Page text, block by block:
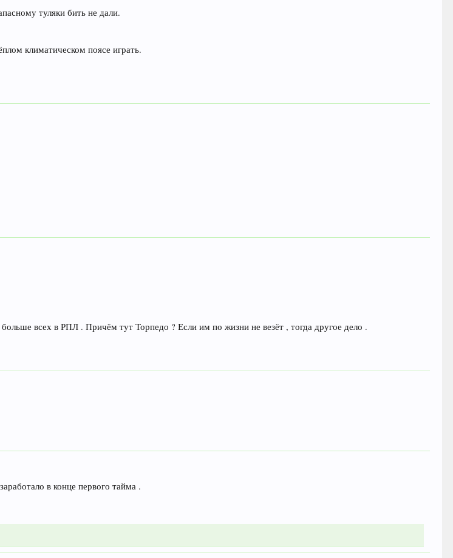
туляки бить не дали.
климатическом поясе играть.
всех в РПЛ . Причём тут Торпедо ? Если им по жизни не везёт , тогда другое дело .
в конце первого тайма .